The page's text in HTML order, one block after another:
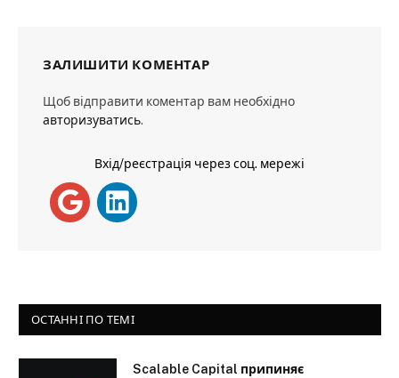
ЗАЛИШИТИ КОМЕНТАР
Щоб відправити коментар вам необхідно
авторизуватись.
Вхід/реєстрація через соц. мережі
ОСТАННІ ПО ТЕМІ
Scalable Capital припиняє